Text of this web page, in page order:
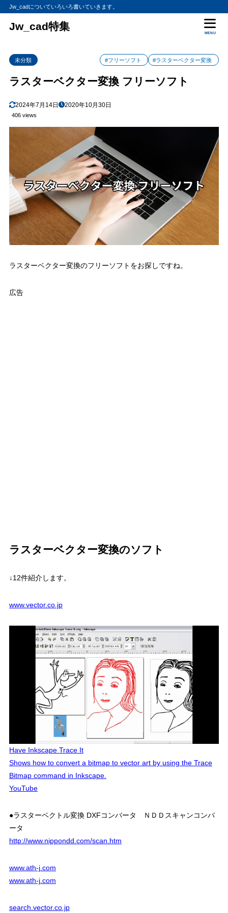
Jw_cadについていろいろ書いていきます。
Jw_cad特集
MENU
未分類 #フリーソフト #ラスターベクター変換
ラスターベクター変換 フリーソフト
2024年7月14日 2020年10月30日
406 views
ラスターベクター変換のフリーソフトをお探しですね。
広告
ラスターベクター変換のソフト
↓12件紹介します。
www.vector.co.jp
Have Inkscape Trace It
Shows how to convert a bitmap to vector art by using the Trace
Bitmap command in Inkscape.
YouTube
●ラスターベクトル変換 DXFコンバータ ＮＤＤスキャンコンバ
ータ
http://www.nippondd.com/scan.htm
www.ath-j.com
www.ath-j.com
search.vector.co.jp